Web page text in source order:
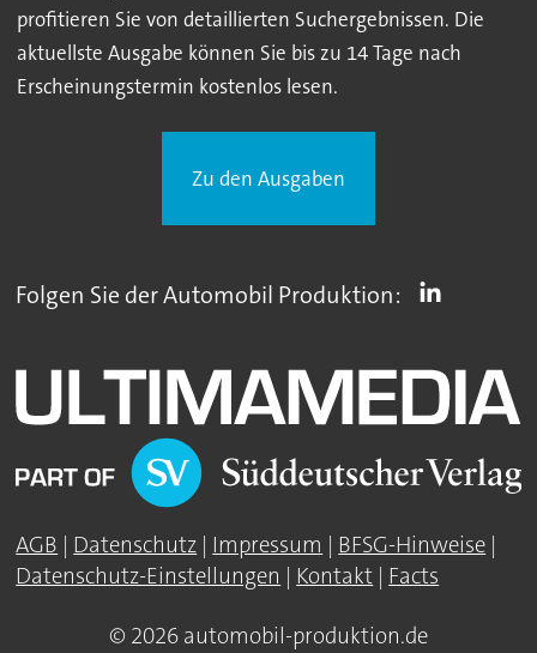
profitieren Sie von detaillierten Suchergebnissen. Die
aktuellste Ausgabe können Sie bis zu 14 Tage nach
Erscheinungstermin kostenlos lesen.
Zu den Ausgaben
Folgen Sie der Automobil Produktion:
AGB Datenschutz Impressum BFSG-Hinweise
Datenschutz-Einstellungen
Kontakt Facts
© 2026 automobil-produktion.de